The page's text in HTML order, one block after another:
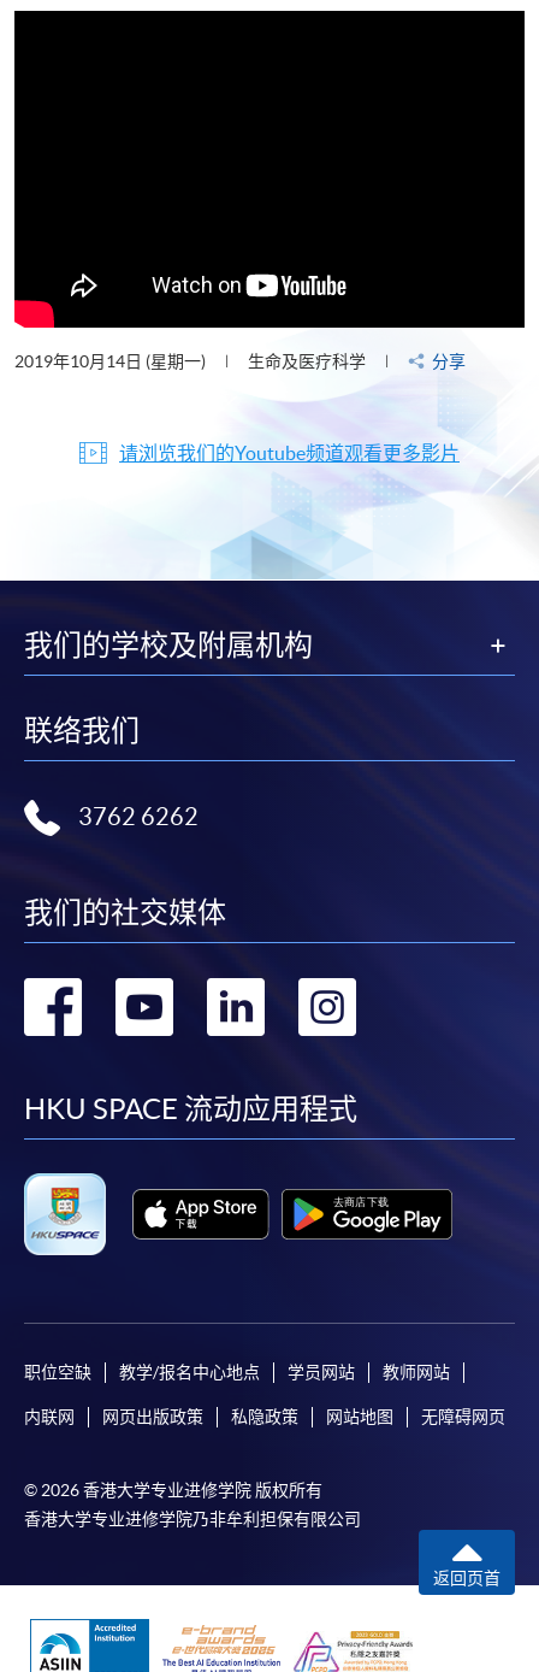
片
2019年10月14日 (星期一) 生命及医疗科学 分享
请浏览我们的Youtube频道观看更多影片
我们的学校及附属机构
联络我们
3762 6262
我们的社交媒体
转
facebook
转
youtube
转
linkedin
转
HKU SPACE 流动应用程式
职位空缺 教学/报名中心地点 学员网站 教师网站
内联网 网页出版政策 私隐政策 网站地图 无障碍网页
© 2026 香港大学专业进修学院 版权所有
香港大学专业进修学院乃非牟利担保有限公司
返回页首